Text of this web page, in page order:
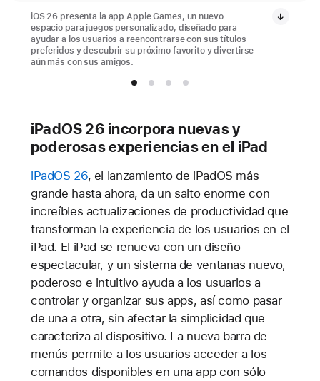
iOS 26 presenta la app Apple Games, un nuevo
espacio para juegos personalizado, diseñado para
ayudar a los usuarios a reencontrarse con sus títulos
preferidos y descubrir su próximo favorito y divertirse
aún más con sus amigos.
iPadOS 26 incorpora nuevas y
poderosas experiencias en el iPad
iPadOS 26, el lanzamiento de iPadOS más
grande hasta ahora, da un salto enorme con
increíbles actualizaciones de productividad que
transforman la experiencia de los usuarios en el
iPad. El iPad se renueva con un diseño
espectacular, y un sistema de ventanas nuevo,
poderoso e intuitivo ayuda a los usuarios a
controlar y organizar sus apps, así como pasar
de una a otra, sin afectar la simplicidad que
caracteriza al dispositivo. La nueva barra de
menús permite a los usuarios acceder a los
comandos disponibles en una app con sólo